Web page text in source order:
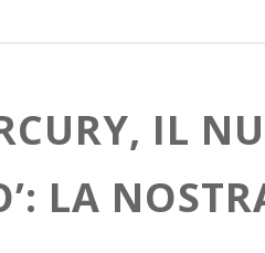
IL
LA